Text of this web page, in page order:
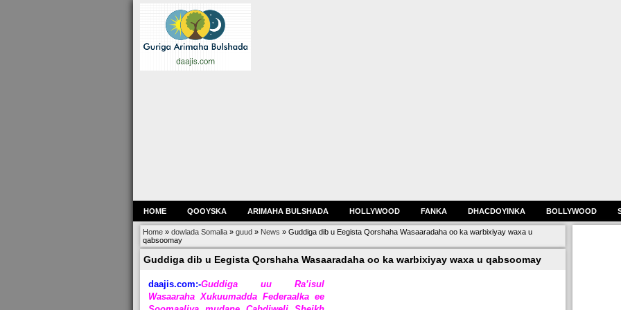
HOME QOOYSKA ARIMAHA BULSHADA HOLLYWOOD FANKA DHACDOYINKA BOLLYWOOD
Home» dowlada Somalia» guud» News » Guddiga dib u Eegista Qorshaha Wasaaradaha oo ka warbixiyay waxa u
qabsoomay
Guddiga dib u Eegista Qorshaha Wasaaradaha oo ka warbixiyay waxa u qabsoomay
daajis.com:-Guddiga uu Ra’isul
Wasaaraha Xukuumadda Federaalka ee